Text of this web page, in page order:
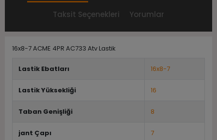
Taksit Seçenekleri Yorumlar
16x8-7 ACME 4PR AC733 Atv Lastik
Lastik Ebatları 16x8-7
Lastik Yüksekliği 16
Taban Genişliği 8
jant Çapı 7